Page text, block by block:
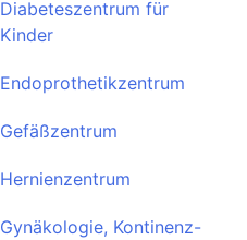
Diabeteszentrum für
Kinder
Endoprothetikzentrum
Gefäßzentrum
Hernienzentrum
Gynäkologie, Kontinenz-